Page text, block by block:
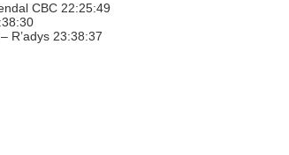
CBC 22:25:49
R’adys 23:38:37